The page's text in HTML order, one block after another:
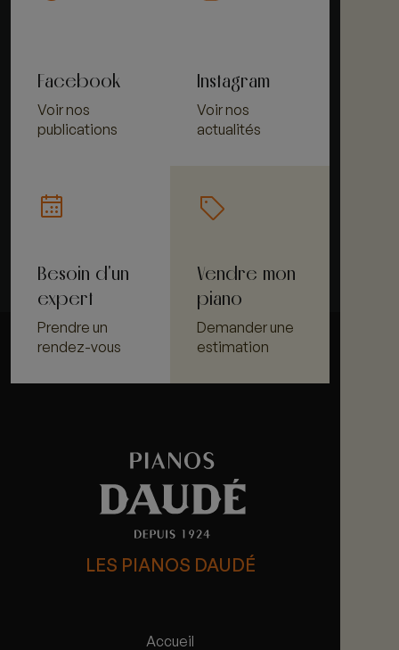
Facebook
Voir nos
publications
Instagram
Voir nos
actualités
Besoin d'un
expert
Prendre un
rendez-vous
Vendre mon
piano
Demander une
estimation
LES PIANOS DAUDÉ
Accueil